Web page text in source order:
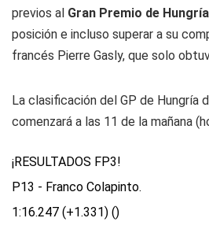
previos al Gran Premio de Hungría
posición e incluso superar a su
francés Pierre Gasly, que solo
La clasificación del GP de Hungría
comenzará a las 11 de la mañana
¡RESULTADOS FP3!
P13 - Franco Colapinto.
1:16.247 (+1.331) ()